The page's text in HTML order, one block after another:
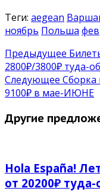
Теги: aegean
ноябрь Польша
Предыдущее
2800₽/3800₽ туда-
Следующее
9100₽ в мае-ИЮНЕ
Другие
Hola España!
от 20200₽